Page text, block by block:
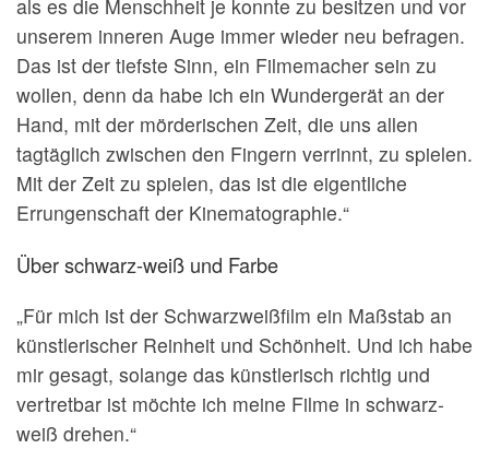
als es die Menschheit je konnte zu besitzen und vor
unserem inneren Auge immer wieder neu befragen.
Das ist der tiefste Sinn, ein Filmemacher sein zu
wollen, denn da habe ich ein Wundergerät an der
Hand, mit der mörderischen Zeit, die uns allen
tagtäglich zwischen den Fingern verrinnt, zu spielen.
Mit der Zeit zu spielen, das ist die eigentliche
Errungenschaft der Kinematographie.“
Über schwarz-weiß und Farbe
„Für mich ist der Schwarzweißfilm ein Maßstab an
künstlerischer Reinheit und Schönheit. Und ich habe
mir gesagt, solange das künstlerisch richtig und
vertretbar ist möchte ich meine Filme in schwarz-
weiß drehen.“